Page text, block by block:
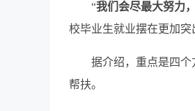
“我们会尽最大努力
校毕业生就业摆在更加突
据介绍，重点是四个方
帮扶。